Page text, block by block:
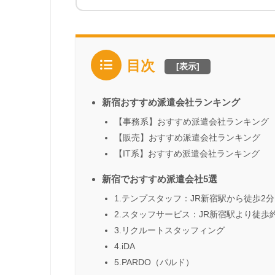
目次 [表示]
新宿おすすめ派遣会社ランキング
【事務系】おすすめ派遣会社ランキング
【販売】おすすめ派遣会社ランキング
【IT系】おすすめ派遣会社ランキング
新宿でおすすめ派遣会社5選
1.テンプスタッフ：JR新宿駅から徒歩2分
2.スタッフサービス：JR新宿駅より徒歩
3.リクルートスタッフィング
4.iDA
5.PARDO（パルド）